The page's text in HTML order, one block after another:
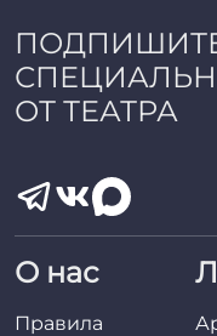
ОТ ТЕАТРА
О нас
Правила